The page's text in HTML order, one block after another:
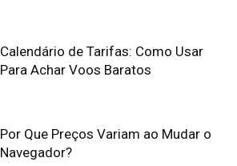
Calendário de Tarifas: Como Usar
Para Achar Voos Baratos
Por Que Preços Variam ao Mudar o
Navegador?